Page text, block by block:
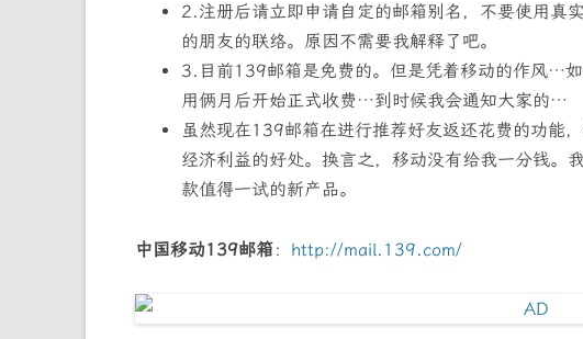
2.注册后请立即申请自定的邮箱别名，不要使用真
的朋友的联络。原因不需要我解释了吧。
3.目前139邮箱是免费的。但是凭着移动的作风…
用俩月后开始正式收费…到时候我会通知大家的…
虽然现在139邮箱在进行推荐好友返还花费的功能
经济利益的好处。换言之，移动没有给我一分钱。
款值得一试的新产品。
中国移动139邮箱： http://mail.139.com/